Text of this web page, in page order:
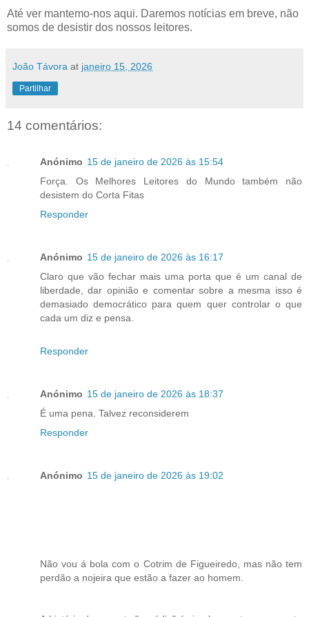
Até ver mantemo-nos aqui. Daremos notícias em breve, não
somos de desistir dos nossos leitores.
João Távora at janeiro 15, 2026
Partilhar
14 comentários:
Anónimo 15 de janeiro de 2026 às 15:54
Força. Os Melhores Leitores do Mundo também não
desistem do Corta Fitas
Responder
Anónimo 15 de janeiro de 2026 às 16:17
Claro que vão fechar mais uma porta que é um canal de
liberdade, dar opinião e comentar sobre a mesma isso é
demasiado democrático para quem quer controlar o que
cada um diz e pensa.
Responder
Anónimo 15 de janeiro de 2026 às 18:37
É uma pena. Talvez reconsiderem
Responder
Anónimo 15 de janeiro de 2026 às 19:02
Não vou á bola com o Cotrim de Figueiredo, mas não tem
perdão a nojeira que estão a fazer ao homem.